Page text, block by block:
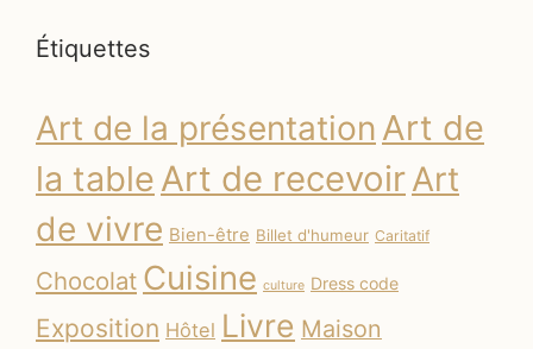
Étiquettes
Art de la présentation Art de
la table Art de recevoirArt
de vivre Bien-être Billet d'humeur Caritatif
Chocolat Cuisine culture Dress code
Exposition Hôtel Livre Maison